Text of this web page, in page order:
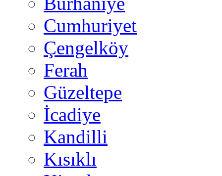
Cumhuriyet
Çengelköy
Ferah
Güzeltepe
İcadiye
Kandilli
Kısıklı